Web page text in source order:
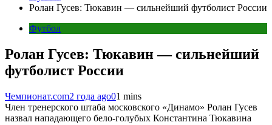
Ролан Гусев: Тюкавин — сильнейший футболист России
Футбол
Ролан Гусев: Тюкавин — сильнейший
футболист России
Чемпионат.com2 года ago01 mins
Член тренерского штаба московского «Динамо» Ролан Гусев
назвал нападающего бело-голубых Константина Тюкавина